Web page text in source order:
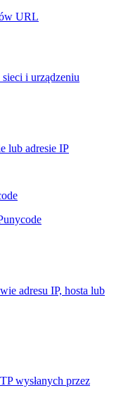
URL
i urządzeniu
lub adresie IP
adresu IP, hosta lub
wysłanych przez